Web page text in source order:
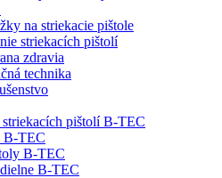
na striekacie pištole
striekacích pištolí
zdravia
technika
pištolí B-TEC
B-TEC
B-TEC
B-TEC